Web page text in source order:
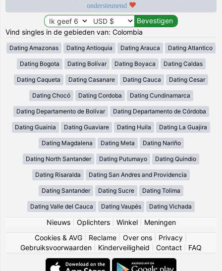
ondersteunend
Vind singles in de gebieden van: Colombia
Dating Amazonas Dating Antioquia Dating Arauca Dating Atlantico
Dating Bogota Dating Bolívar Dating Boyaca Dating Caldas
Dating Caqueta Dating Casanare Dating Cauca Dating Cesar
Dating Chocó Dating Cordoba Dating Cundinamarca
Dating Departamento de Bolívar Dating Departamento de Córdoba
Dating Guainia Dating Guaviare Dating Huila Dating La Guajira
Dating Magdalena Dating Meta Dating Nariño
Dating North Santander Dating Putumayo Dating Quindio
Dating Risaralda Dating San Andres and Providencia
Dating Santander Dating Sucre Dating Tolima
Dating Valle del Cauca Dating Vaupés Dating Vichada
Nieuws| Oplichters| Winkel| Meningen
Cookies & AVG
Reclame Over ons Privacy
Gebruiksvoorwaarden
Kinderveiligheid Contact FAQ